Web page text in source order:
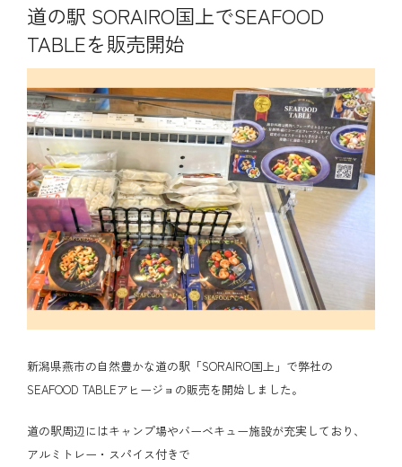
道の駅 SORAIRO国上でSEAFOOD
TABLEを販売開始
新潟県燕市の自然豊かな道の駅「SORAIRO国上」で弊社の
SEAFOOD TABLEアヒージョの販売を開始しました。
道の駅周辺にはキャンプ場やバーベキュー施設が充実しており、
アルミトレー・スパイス付きで